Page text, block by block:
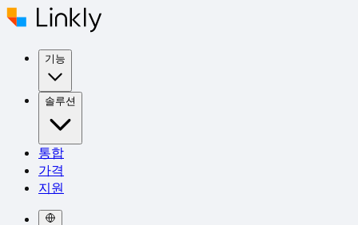
기능
솔루션
통합
가격
지원